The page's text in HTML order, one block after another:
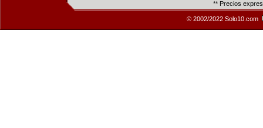
** Precios
© 2002/2022 Solo10.com